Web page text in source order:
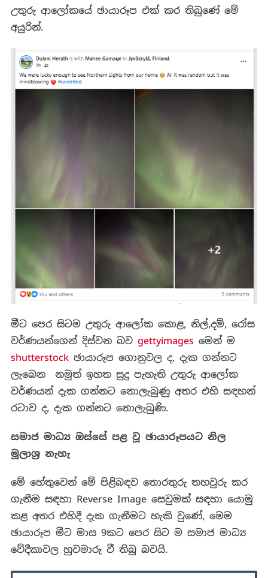
උතුරු ආලෝකයේ ඡායාරූප එක් කර තිබුණේ මේ
අයුරින්.
මීට පෙර සිටම උතුරු ආලෝක කොළ, නිල්,දම්, රෝස
වර්ණයන්ගෙන් දිස්වන බව gettyimages මෙන් ම
shutterstockඡායාරූප ගොනුවල ද, දැක ගන්නට
ලැබෙන නමුත් ඉහත සුදු පැහැති උතුරු ආලෝක
වර්ණයන් දැක ගන්නට නොලැබුණු අතර එහි සඳහන්
රටාව ද, දැක ගන්නට නොලැබුණි.
සමාජ මාධ්‍ය ඔස්සේ පළ වූ ඡායාරූපයට නිල
මූලාශ්‍ර නැහැ
මේ හේතුවෙන් මේ පිළිබඳව තොරතුරු තහවුරු කර
ගැනීම සඳහා Reverse Image සෙවුමක් සඳහා යොමු
කළ අතර එහිදී දැක ගැනීමට හැකි වුණේ, මෙම
ඡායාරූප මීට මාස 9කට පෙර සිට ම සමාජ මාධ්‍ය
වේදීකාවල හුවමාරු වී තිබූ බවයි.